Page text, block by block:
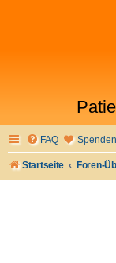
FAQ Spenden
Startseite Foren-